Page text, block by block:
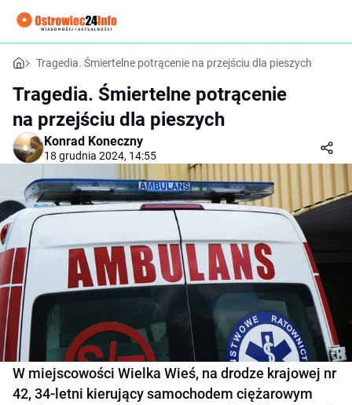
Tragedia. Śmiertelne potrącenie na przejściu dla pieszych
Tragedia. Śmiertelne potrącenie
na przejściu dla pieszych
Konrad Koneczny
18 grudnia 2024, 14:55
W miejscowości Wielka Wieś, na drodze krajowej nr
42, 34-letni kierujący samochodem ciężarowym